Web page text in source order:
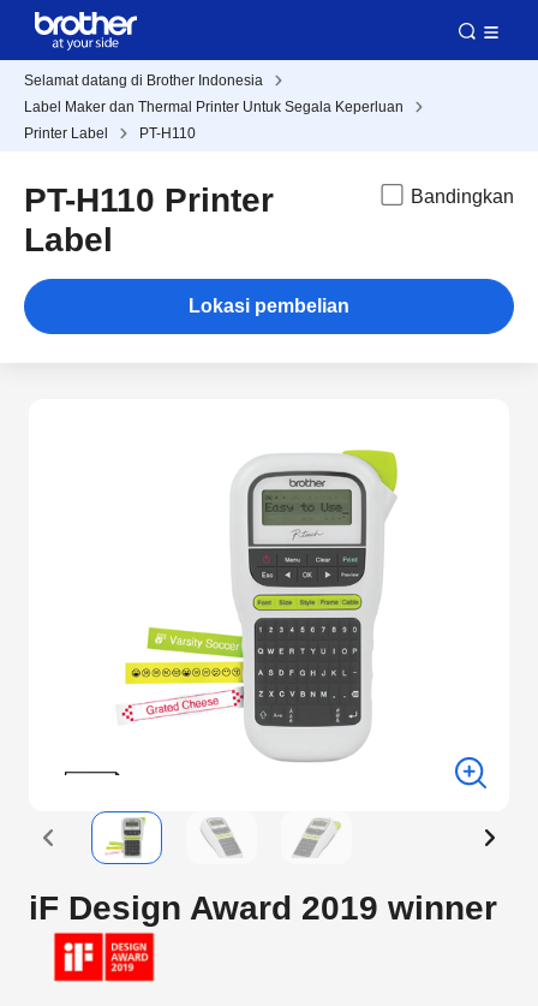
Selamat datang di Brother Indonesia
Label Maker dan Thermal Printer Untuk Segala Keperluan
Printer Label
PT-H110
PT-H110 Printer
Label
Bandingkan
Lokasi pembelian
iF Design Award 2019 winner